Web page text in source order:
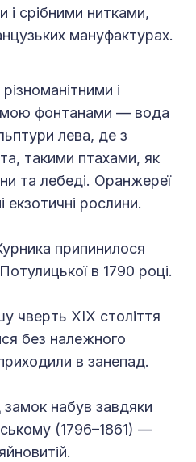
і срібними нитками,
мануфактурах.
і
фонтанами — вода
лева, де з
такими птахами, як
та лебеді. Оранжереї
екзотичні рослини.
припинилося
в 1790 році.
чверть XIX століття
без належного
в занепад.
замок набув завдяки
(1796–1861) —